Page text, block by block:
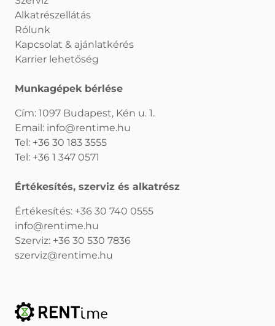
Alkatrészellátás
Rólunk
Kapcsolat & ajánlatkérés
Karrier lehetőség
Munkagépek bérlése
Cím: 1097 Budapest, Kén u. 1.
Email: info@rentime.hu
Tel: +36 30 183 3555
Tel: +36 1 347 0571
Értékesítés, szerviz és alkatrész
Értékesítés: +36 30 740 0555
info@rentime.hu
Szerviz: +36 30 530 7836
szerviz@rentime.hu